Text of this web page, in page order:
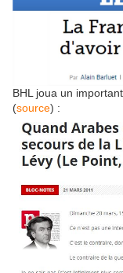
BHL joua un
(source) :